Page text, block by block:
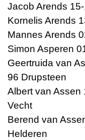
Jacob Arends
Kornelis Arends
Mannes Arends
Simon Asperen
Geertruida van
96 Drupsteen
Albert van Assen
Vecht
Berend van
Helderen